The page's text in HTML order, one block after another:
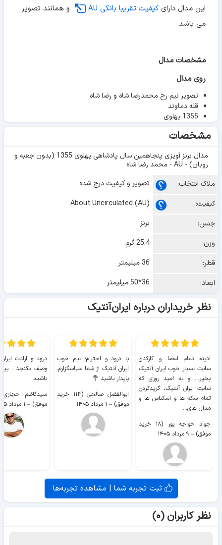
این مدال دارای کیفیت تقریبا بانکی AU
و همانند تصویر
می باشد.
مشخصات مدال
روی مدال
تصویر نیم رخ محمدرضا شاه و رضا شاه
قله دماوند
1355 پهلوی
مشخصات
مدال برنز آویزی پنجاهمین سال پادشاهی پهلوی 1355 (بدون جعبه و
روبان) - AU - محمد رضا شاه
ملاک انتخاب:
تصویر و کیفیت درج شده
کیفیت:
About Uncirculated (AU)
جنس:
برنز
وزن:
25.4 گرم
قطر:
36 میلیمتر
ابعاد:
36*50 میلیمتر
نظر خریداران درباره ایران‌آنتیک
آدینه تمام اعضا و کارکنان
سایت بسیار خوب ايران آنتیک
بخیر... و به امید روزی که
سایت ايران آنتیک، گریدکردن
تمام سکه ها و اسکناس ها و
مدال های...
جواد خواجه پور (۱۸ خرید
موفق) – ۹ مرداد ۱۴۰۵
با درود و احترام؛ تیم خوب
ایران آنتیک از شما سپاسگزارم.
پایدار باشید 💐
ابوالفضل صالحی (۱۱۳ خرید
موفق) – ۱ مرداد ۱۴۰۵
درود و ارادت
وصف نگنجد...
باشید
موفق) – ۱ مرداد ۱۴۰۵
ثبت تجربه شما | مشاهده تجربه‌ها
نظر کاربران (۰)